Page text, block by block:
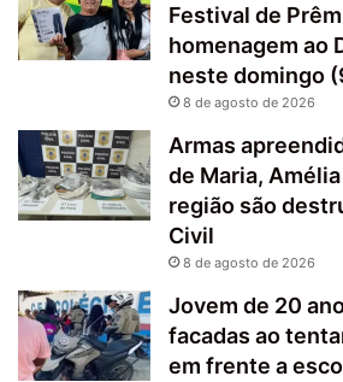
Festival de
homenagem ao
neste domingo
8 de agosto de 2026
Armas
de Maria,
região são
Civil
8 de agosto de 2026
Jovem de 20
facadas ao
em frente a